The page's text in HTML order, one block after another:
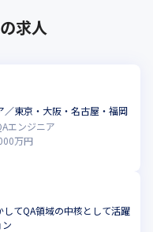
求人
／東京・大阪・名古屋・福岡
エンジニア
万円
してQA領域の中核として活躍